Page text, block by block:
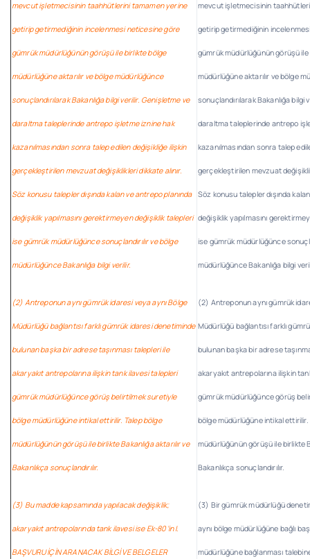
mevcut işletmecisinin taahhütlerini tamamen yerine
getirip getirmediğinin incelenmesi neticesine göre
gümrük müdürlüğünün görüşü ile birlikte bölge
müdürlüğüne aktarılır ve bölge müdürlüğünce
sonuçlandırılarak Bakanlığa bilgi verilir. Genişletme ve
daraltma taleplerinde antrepo işletme iznine hak
kazanılmasından sonra talep edilen değişikliğe ilişkin
gerçekleştirilen mevzuat değişiklikleri dikkate alınır.
Söz konusu talepler dışında kalan ve antrepo planında
değişiklik yapılmasını gerektirmeyen değişiklik talepleri
ise gümrük müdürlüğünce sonuçlandırılır ve bölge
müdürlüğünce Bakanlığa bilgi verilir.
(2) Antreponun aynı gümrük idaresi veya aynı Bölge
Müdürlüğü bağlantısı farklı gümrük idaresi denetiminde
bulunan başka bir adrese taşınması talepleri ile
akaryakıt antrepolarına ilişkin tank ilavesi talepleri
gümrük müdürlüğünce görüş belirtilmek suretiyle
bölge müdürlüğüne intikal ettirilir. Talep bölge
müdürlüğünün görüşü ile birlikte Bakanlığa aktarılır ve
Bakanlıkça sonuçlandırılır.
(3) Bu madde kapsamında yapılacak değişiklik;
akaryakıt antrepolarında tank ilavesi ise Ek-80’in I.
BAŞVURU İÇİN ARANACAK BİLGİ VE BELGELER
mevcut işletmecisinin
getirip getirmediğinin
gümrük müdürlüğünün görüşü
müdürlüğüne aktarılır ve bölge
sonuçlandırılarak Bakanlığa bilgi
daraltma taleplerinde antrepo
kazanılmasından sonra talep
gerçekleştirilen mevzuat
Söz konusu talepler dışında
değişiklik yapılmasını
ise gümrük müdürlüğünce
müdürlüğünce Bakanlığa bilgi
(2) Antreponun aynı gümrük
Müdürlüğü bağlantısı farklı
bulunan başka bir adrese
akaryakıt antrepolarına ilişkin
gümrük müdürlüğünce görüş
bölge müdürlüğüne intikal ettirilir.
müdürlüğünün görüşü ile birlikte
Bakanlıkça sonuçlandırılır.
(3) Bir gümrük müdürlüğü
aynı bölge müdürlüğüne bağlı
müdürlüğüne bağlanması